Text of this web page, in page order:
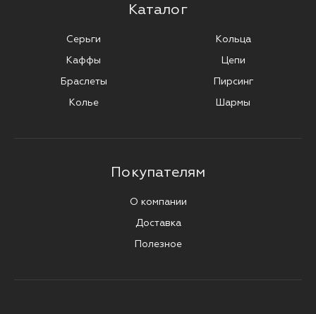
Каталог
Серьги
Каффы
Браслеты
Колье
Кольца
Цепи
Пирсинг
Шармы
Покупателям
О компании
Доставка
Полезное